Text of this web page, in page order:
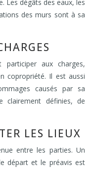
Les dégâts des eaux, les
des murs sont à sa
aux charges,
copropriété. Il est aussi
causés par sa
clairement définies, de
LES LIEUX
entre les parties. Un
départ et le préavis est